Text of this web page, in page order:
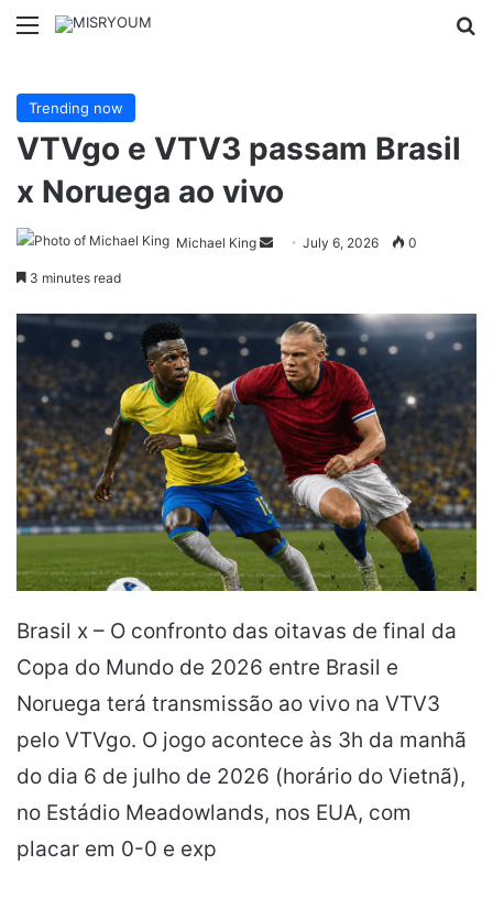
Menu
Trending now
VTVgo e VTV3 passam Brasil
x Noruega ao vivo
Michael King
SendJuly 6, 2026 0
3 minutes read
Brasil x – O confronto das oitavas de final da
Copa do Mundo de 2026 entre Brasil e
Noruega terá transmissão ao vivo na VTV3
pelo VTVgo. O jogo acontece às 3h da manhã
do dia 6 de julho de 2026 (horário do Vietnã),
no Estádio Meadowlands, nos EUA, com
placar em 0-0 e exp